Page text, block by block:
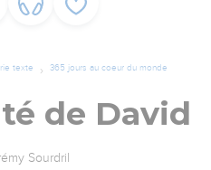
texte 365 jours au coeur du monde
de David
Sourdril